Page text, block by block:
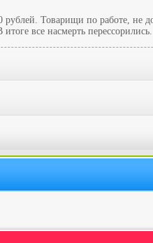
Товарищи по работе, не
все насмерть